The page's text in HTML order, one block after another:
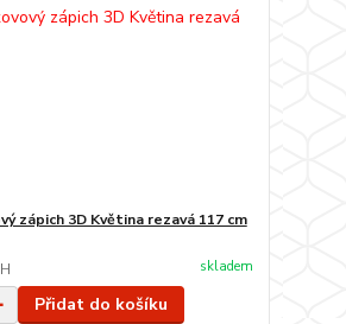
zápich 3D Květina rezavá 117 cm
skladem
Přidat do košíku